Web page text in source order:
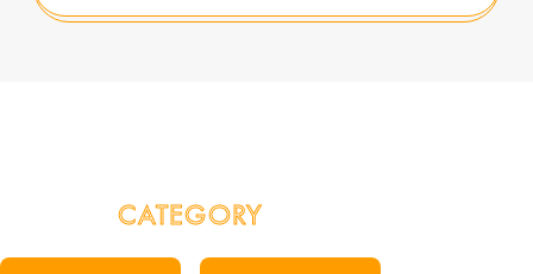
RECRUIT
CATEGORY